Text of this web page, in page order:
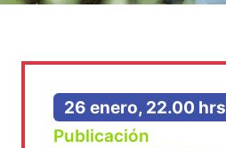
26 enero, 22.00 hrs
Publicación